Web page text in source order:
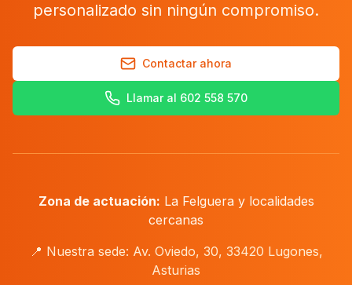
personalizado sin ningún compromiso.
Contactar ahora
Llamar al 602 558 570
Zona de actuación: La Felguera y localidades
cercanas
📍 Nuestra sede: Av. Oviedo, 30, 33420 Lugones,
Asturias